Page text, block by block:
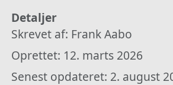
Detaljer
Skrevet af: Frank Aabo
Oprettet: 12. marts 2026
Senest opdateret: 2. august